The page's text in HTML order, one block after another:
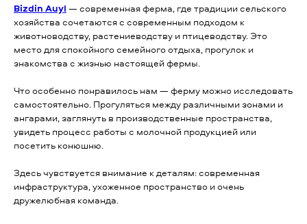
Bizdin Auyl — современная ферма, где традиции сельского
хозяйства сочетаются с современным подходом к
животноводству, растениеводству и птицеводству. Это
место для спокойного семейного отдыха, прогулок и
знакомства с жизнью настоящей фермы.
Что особенно понравилось нам — ферму можно исследовать
самостоятельно. Прогуляться между различными зонами и
ангарами, заглянуть в производственные пространства,
увидеть процесс работы с молочной продукцией или
посетить конюшню.
Здесь чувствуется внимание к деталям: современная
инфраструктура, ухоженное пространство и очень
дружелюбная команда.